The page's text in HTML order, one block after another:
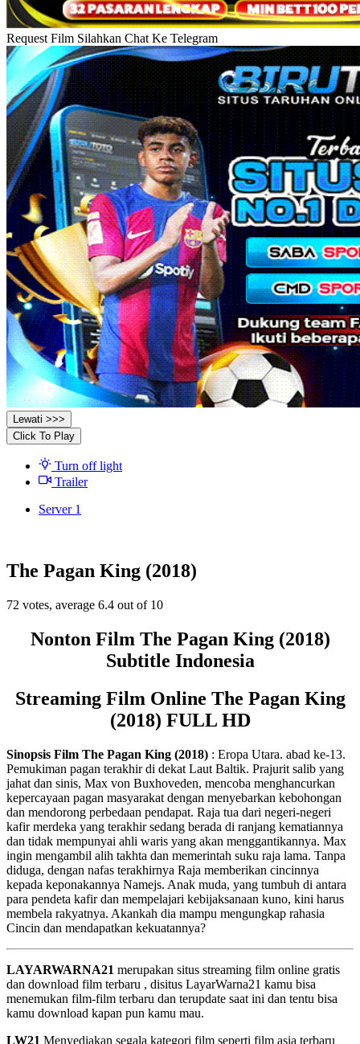
Request Film Silahkan Chat Ke Telegram
Lewati >>>
Click To Play
Turn off light
Trailer
Server 1
The Pagan King (2018)
72 votes, average 6.4 out of 10
Nonton Film The Pagan King (2018)
Subtitle Indonesia
Streaming Film Online The Pagan King
(2018) FULL HD
Sinopsis Film The Pagan King (2018) : Eropa Utara. abad ke-13.
Pemukiman pagan terakhir di dekat Laut Baltik. Prajurit salib yang
jahat dan sinis, Max von Buxhoveden, mencoba menghancurkan
kepercayaan pagan masyarakat dengan menyebarkan kebohongan
dan mendorong perbedaan pendapat. Raja tua dari negeri-negeri
kafir merdeka yang terakhir sedang berada di ranjang kematiannya
dan tidak mempunyai ahli waris yang akan menggantikannya. Max
ingin mengambil alih takhta dan memerintah suku raja lama. Tanpa
diduga, dengan nafas terakhirnya Raja memberikan cincinnya
kepada keponakannya Namejs. Anak muda, yang tumbuh di antara
para pendeta kafir dan mempelajari kebijaksanaan kuno, kini harus
membela rakyatnya. Akankah dia mampu mengungkap rahasia
Cincin dan mendapatkan kekuatannya?
LAYARWARNA21 merupakan situs streaming film online gratis
dan download film terbaru , disitus LayarWarna21 kamu bisa
menemukan film-film terbaru dan terupdate saat ini dan tentu bisa
kamu download kapan pun kamu mau.
LW21 Menyediakan segala kategori film seperti film asia terbaru